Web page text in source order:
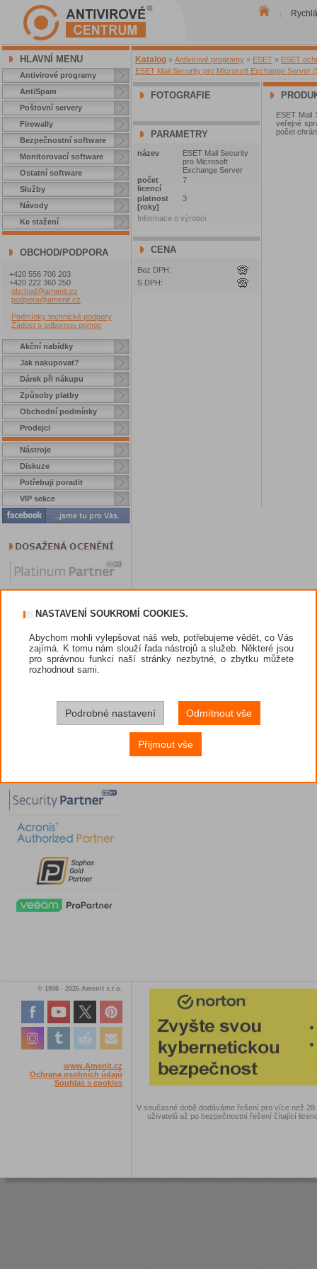
HLAVNÍ MENU
Antivirové programy
AntiSpam
Poštovní servery
Firewally
Bezpečnostní software
Monitorovací software
Ostatní software
Služby
Návody
Ke stažení
OBCHOD/PODPORA
+420 556 706 203
+420 222 360 250
obchod@amenit.cz
podpora@amenit.cz
Podmínky technické podpory
Žádost o odbornou pomoc
Akční nabídky
Jak nakupovat?
Dárek při nákupu
Způsoby platby
Obchodní podmínky
Prodejci
Nástroje
Diskuze
Potřebuji poradit
VIP sekce
Katalog » Antivirové programy » ESET » ESET
ESET Mail Security pro Microsoft Exchange Server
FOTOGRAFIE
PARAMETRY
název
ESET Mail Security
pro Microsoft
Exchange Server
počet
licencí
7
platnost
[roky]
3
Informace o výrobci
CENA
Bez DPH:
S DPH:
ESET Mail
veřejné
počet
© 1998 - 2026 Amenit s.r.o.
www.Amenit.cz
Ochrana osobních údajů
Souhlas s cookies
V současné době dodáváme řešení pro více než
uživatelů až po bezpečnostní řešení čítající
NASTAVENÍ SOUKROMÍ COOKIES.
Abychom mohli vylepšovat náš web, potřebujeme vědět, co Vás
zajímá. K tomu nám slouží řada nástrojů a služeb. Některé jsou
pro správnou funkci naší stránky nezbytné, o zbytku můžete
rozhodnout sami.
Podrobné nastavení Odmítnout vše
Přijmout vše